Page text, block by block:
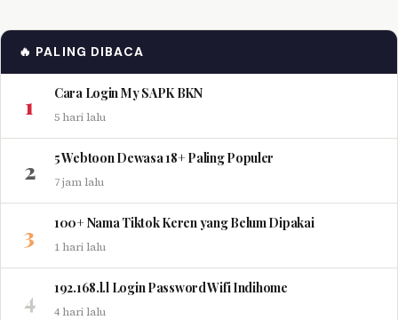
🔥 PALING DIBACA
1 Cara Login My SAPK BKN
5 hari lalu
2 5 Webtoon Dewasa 18+ Paling Populer
7 jam lalu
3 100+ Nama Tiktok Keren yang Belum Dipakai
1 hari lalu
4 192.168.l.l Login Password Wifi Indihome
4 hari lalu